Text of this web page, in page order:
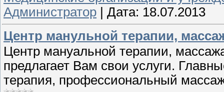
Администратор
Дата: 18.07.2013
Центр манульной терапии,
Центр мануальной терапии,
предлагает Вам свои услуги.
терапия, профессиональный